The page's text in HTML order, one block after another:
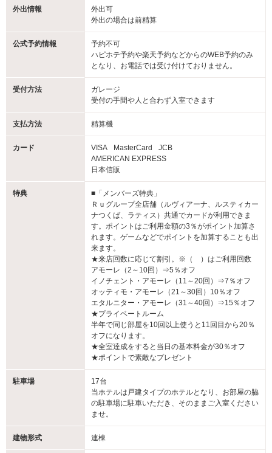
外出情報
外出可
外出の場合は前精算
公式予約情報
予約不可
ハピホテ予約や楽天予約などからのWEB予約のみ
となり、お電話では受け付けておりません。
受付方法
ガレージ
受付の手間や人と合わず入室できます
支払方法 精算機
カード VISA MasterCard
JCB
AMERICAN EXPRESS
日本信販
特典
■「メンバーズ特典」
Ｒｕグループ全店舗（ルヴィアーナ、ルスティカー
ナつくば、ラティス）共通でカードが利用できま
す。ポイントはご利用金額の3％がポイント加算さ
れます。ゲームなどでポイントを加算することも出
来ます。
★来店回数に応じて割引。※（ ）はご利用回数
アモーレ（2～10回）⇒5％オフ
イノチェント・アモーレ（11～20回）⇒7％オフ
オッティモ・アモーレ（21～30回）10％オフ
エタルニター・アモーレ（31～40回）⇒15％オフ
★プライベートルーム
半年で同じ部屋を10回以上使うと11回目から20％
オフになります。
★全室達成をすると当日の基本料金が30％オフ
★ポイントで素敵なプレゼント
駐車場
17台
当ホテルは戸建タイプのホテルとなり、お部屋の脇
の駐車場に駐車いただき、そのままご入室ください
ませ。
建物形式 連棟